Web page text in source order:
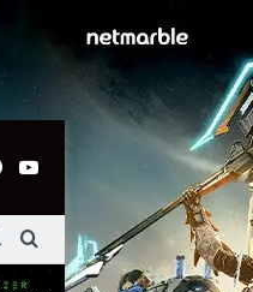
Facebook
YouTube
Switch skin
ค้นหา